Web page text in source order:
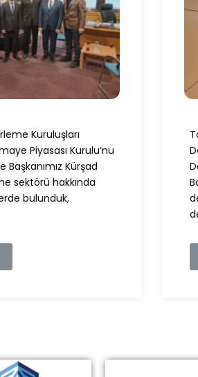
Kuruluşları
Piyasası Kurulu’nu
Başkanımız Kürşad
sektörü hakkında
bulunduk,